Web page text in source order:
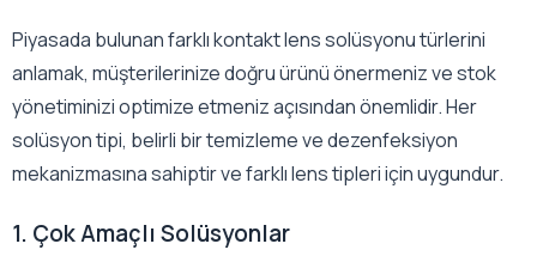
Piyasada bulunan farklı kontakt lens solüsyonu türlerini
anlamak, müşterilerinize doğru ürünü önermeniz ve stok
yönetiminizi optimize etmeniz açısından önemlidir. Her
solüsyon tipi, belirli bir temizleme ve dezenfeksiyon
mekanizmasına sahiptir ve farklı lens tipleri için uygundur.
1. Çok Amaçlı Solüsyonlar